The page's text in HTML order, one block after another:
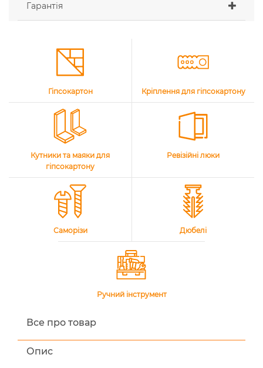
Гарантія
Гіпсокартон Кріплення для гіпсокартону
Кутники та маяки для
гіпсокартону
Ревізійні люки
Саморізи Дюбелі
Ручний інструмент
Все про товар
Опис